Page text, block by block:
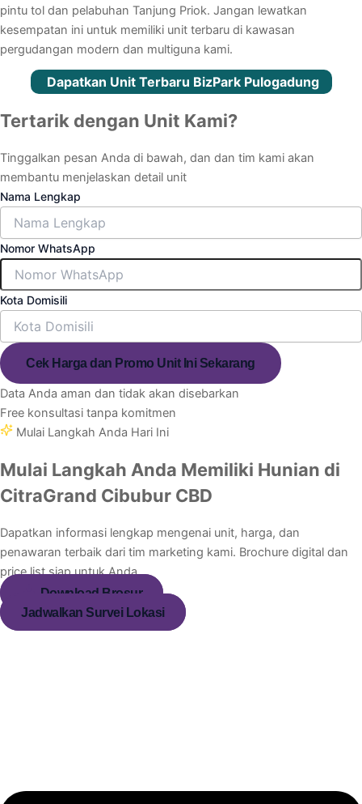
pintu tol dan pelabuhan Tanjung Priok. Jangan lewatkan
kesempatan ini untuk memiliki unit terbaru di kawasan
pergudangan modern dan multiguna kami.
Dapatkan Unit Terbaru BizPark Pulogadung
Tertarik dengan Unit Kami?
Tinggalkan pesan Anda di bawah, dan dan tim kami akan
membantu menjelaskan detail unit
Nama Lengkap
Nomor WhatsApp
Kota Domisili
Cek Harga dan Promo Unit Ini Sekarang
Data Anda aman dan tidak akan disebarkan
Free konsultasi tanpa komitmen
Mulai Langkah Anda Hari Ini
Mulai Langkah Anda Memiliki Hunian di
CitraGrand Cibubur CBD
Dapatkan informasi lengkap mengenai unit, harga, dan
penawaran terbaik dari tim marketing kami. Brochure digital dan
price list siap untuk Anda.
Download Brosur
Jadwalkan Survei Lokasi